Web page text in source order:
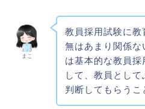
まこ
教員採用試験に
無はあまり関係
は基本的な教員採
して、教員とし
判断してもらうこ